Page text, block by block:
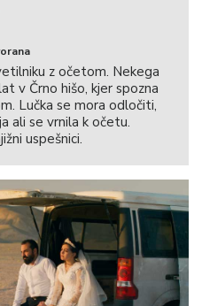
z očetom. Nekega
v Črno hišo, kjer spozna
Lučka se mora odločiti,
ali se vrnila k očetu.
uspešnici.